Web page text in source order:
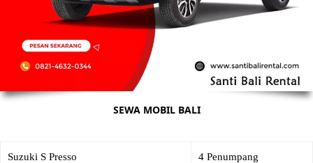
SEWA MOBIL BALI
Suzuki S Presso 4 Penumpang